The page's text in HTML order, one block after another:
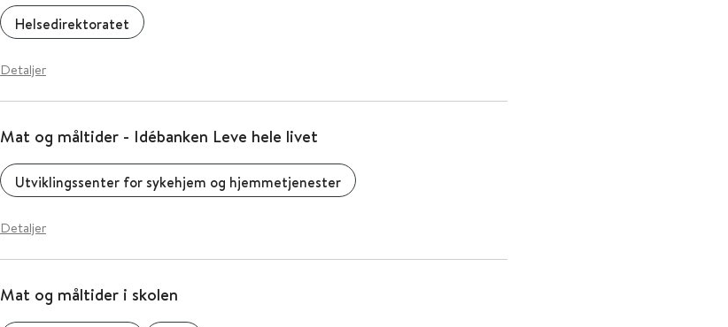
Helsedirektoratet
Detaljer
Mat og måltider - Idébanken Leve hele livet
Utviklingssenter for sykehjem og hjemmetjenester
Detaljer
Mat og måltider i skolen